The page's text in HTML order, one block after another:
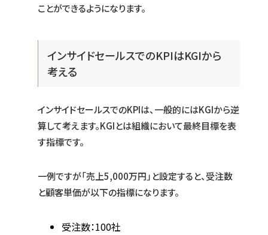
ことができるようになります。
インサイドセールスでのKPIはKGIから
考える
インサイドセールスでのKPIは、一般的にはKGIから逆
算して考えます。KGIとは組織において最終目標を表
す指標です。
一例ですが「売上5,000万円」と設定すると、受注数
と顧客単価が以下の指標になります。
受注数：100社